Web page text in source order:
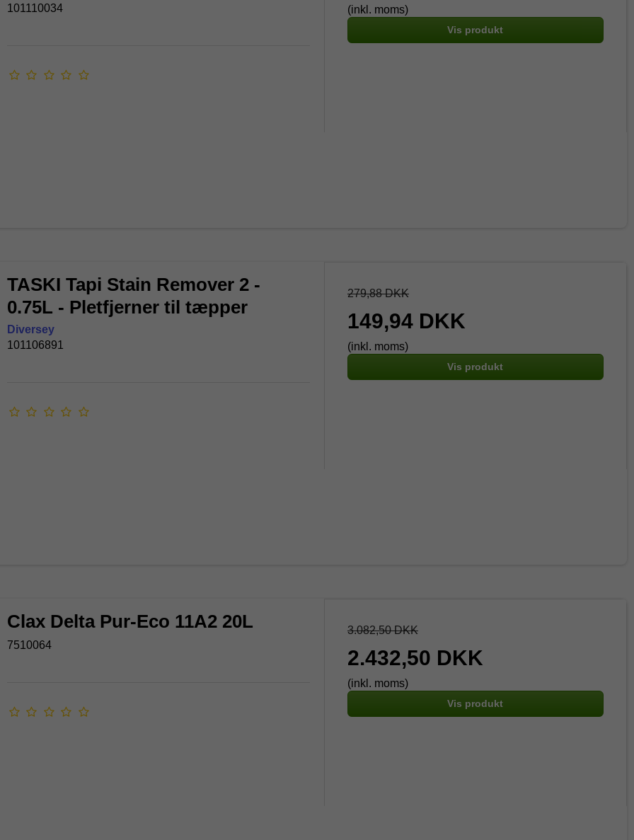
101110034
(inkl. moms)
Vis produkt
TASKI Tapi Stain Remover 2 -
0.75L - Pletfjerner til tæpper
Diversey
101106891
279,88 DKK
149,94 DKK
(inkl. moms)
Vis produkt
Clax Delta Pur-Eco 11A2 20L
7510064
3.082,50 DKK
2.432,50 DKK
(inkl. moms)
Vis produkt